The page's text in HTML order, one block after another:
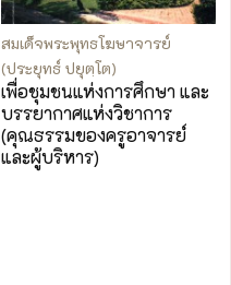
สมเด็จพระพุทธโฆษาจารย์
(ประยุทธ์ ปยุตฺโต)
เพื่อชุมชนแห่งการศึกษา และ
บรรยากาศแห่งวิชาการ
(คุณธรรมของครูอาจารย์
และผู้บริหาร)